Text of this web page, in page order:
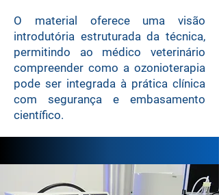
O material oferece uma visão
introdutória estruturada da técnica,
permitindo ao médico veterinário
compreender como a ozonioterapia
pode ser integrada à prática clínica
com segurança e embasamento
científico.